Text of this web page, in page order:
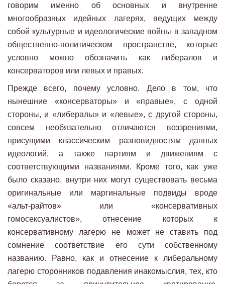
говорим именно об основных и внутренне
многообразных идейных лагерях, ведущих между
собой культурные и идеологические войны в западном
общественно-политическом пространстве, которые
условно можно обозначить как либералов и
консерваторов или левых и правых.
Прежде всего, почему условно. Дело в том, что
нынешние «консерваторы» и «правые», с одной
стороны, и «либералы» и «левые», с другой стороны,
совсем необязательно отличаются воззрениями,
присущими классическим разновидностям данных
идеологий, а также партиям и движениям с
соответствующими названиями. Кроме того, как уже
было сказано, внутри них могут существовать весьма
оригинальные или маргинальные подвиды вроде
«альт-райтов» или «консервативных
гомосексуалистов», отнесение которых к
консервативному лагерю не может не ставить под
сомнение соответствие его сути собственному
названию. Равно, как и отнесение к либеральному
лагерю сторонников подавления инакомыслия, тех, кто